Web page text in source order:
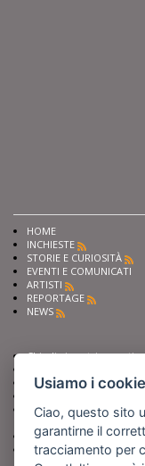
HOME
INCHIESTE
STORIE E CURIOSITÀ
EVENTI E COMUNICATI
ARTISTI
REPORTAGE
NEWS
Chiedi ai nostri esperti
Fai pubblicità con noi
Iscriviti al nostro corso di
giornalismo
Compra i nostri libri
Entra in Barinedita Map
Usiamo i
Ciao, questo sito
garantirne il
tracciamento per